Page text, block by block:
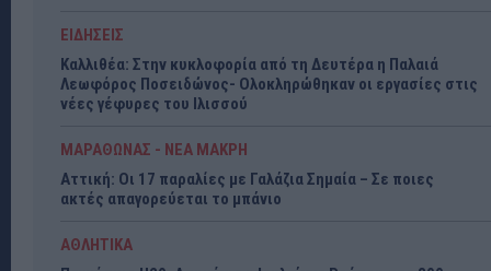
ΕΙΔΗΣΕΙΣ
Καλλιθέα: Στην κυκλοφορία από τη Δευτέρα η Παλαιά
Λεωφόρος Ποσειδώνος- Ολοκληρώθηκαν οι εργασίες στις
νέες γέφυρες του Ιλισσού
ΜΑΡΑΘΩΝΑΣ - ΝΕΑ ΜΑΚΡΗ
Αττική: Οι 17 παραλίες με Γαλάζια Σημαία – Σε ποιες
ακτές απαγορεύεται το μπάνιο
ΑΘΛΗΤΙΚΑ